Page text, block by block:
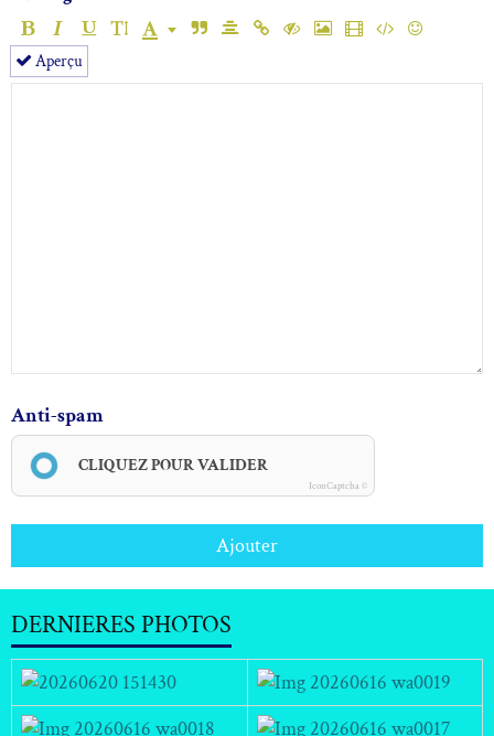
Aperçu
Anti-spam
CLIQUEZ POUR VALIDER
IconCaptcha ©
Ajouter
DERNIERES PHOTOS